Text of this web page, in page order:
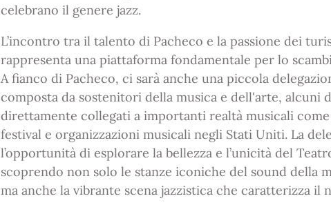
celebrano il genere jazz.
L’incontro tra il talento di Pacheco e la passione dei
rappresenta una piattaforma fondamentale per lo
A fianco di Pacheco, ci sarà anche una piccola
composta da sostenitori della musica e dell'arte, alcuni
direttamente collegati a importanti realtà musicali
festival e organizzazioni musicali negli Stati Uniti. La
l’opportunità di esplorare la bellezza e l’unicità del
scoprendo non solo le stanze iconiche del sound della
ma anche la vibrante scena jazzistica che caratterizza